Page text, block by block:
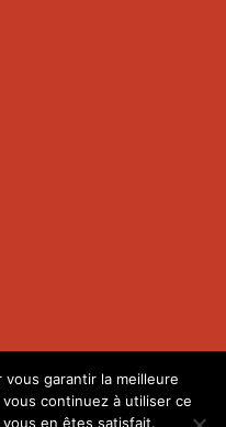
garantir la meilleure
continuez à utiliser ce
en êtes satisfait.